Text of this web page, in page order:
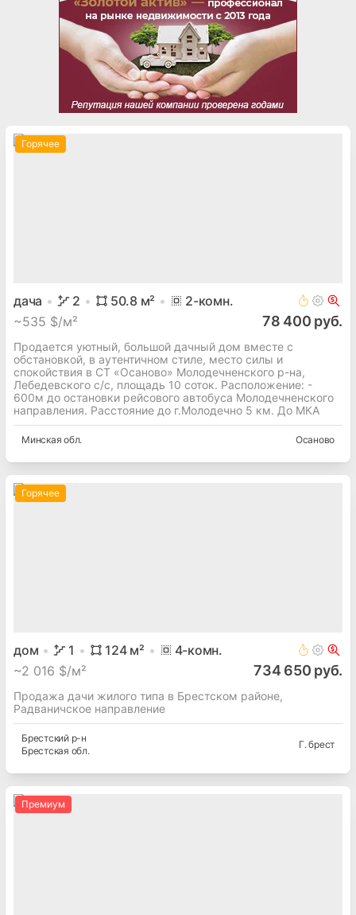
Горячее
дача 2 50.8 м² 2-комн.
~535 $/м² 78 400 руб.
Продается уютный, большой дачный дом вместе с
обстановкой, в аутентичном стиле, место силы и
спокойствия в СТ «Осаново» Молодечненского р-на,
Лебедевского с/с, площадь 10 соток. Расположение: -
600м до остановки рейсового автобуса Молодечненского
направления. Расстояние до г.Молодечно 5 км. До МКА
Минская обл. Осаново
Горячее
дом 1 124м² 4-комн.
~2 016 $/м² 734 650 руб.
Продажа дачи жилого типа в Брестском районе,
Радваничское направление
Брестский р-н
Брестская обл.
Г. брест
Премиум